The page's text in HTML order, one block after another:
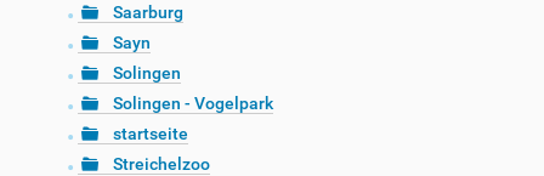
Saarburg
Sayn
Solingen
Solingen - Vogelpark
startseite
Streichelzoo